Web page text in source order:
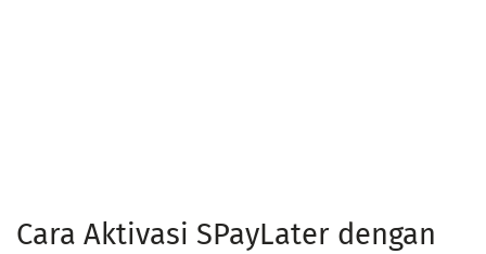
Cara Aktivasi SPayLater dengan